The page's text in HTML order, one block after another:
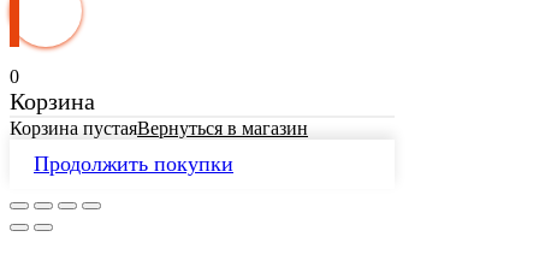
0
Корзина
Корзина пустаяВернуться в магазин
Продолжить покупки